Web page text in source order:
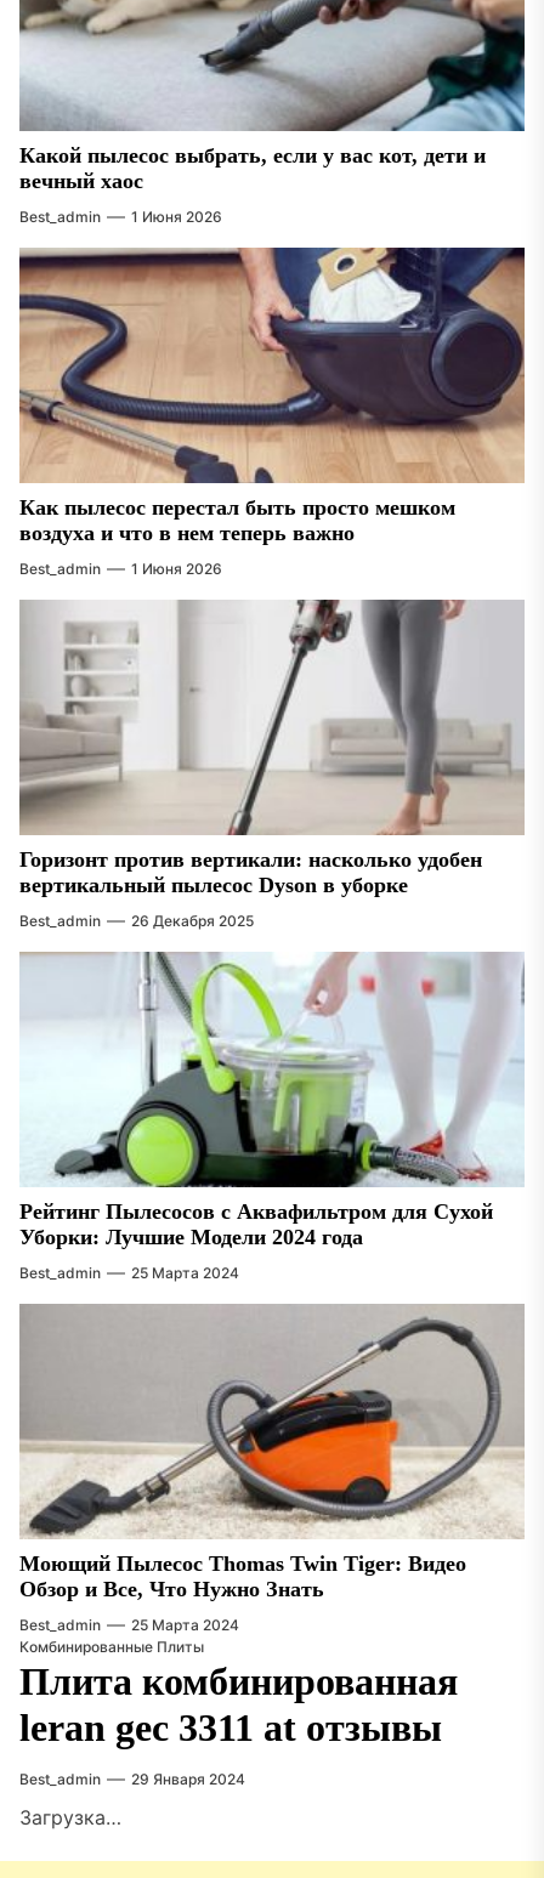
Какой пылесос выбрать, если у вас кот, дети и
вечный хаос
Best_admin 1 Июня 2026
Как пылесос перестал быть просто мешком
воздуха и что в нем теперь важно
Best_admin 1 Июня 2026
Горизонт против вертикали: насколько удобен
вертикальный пылесос Dyson в уборке
Best_admin 26 Декабря 2025
Рейтинг Пылесосов с Аквафильтром для Сухой
Уборки: Лучшие Модели 2024 года
Best_admin 25 Марта 2024
Моющий Пылесос Thomas Twin Tiger: Видео
Обзор и Все, Что Нужно Знать
Best_admin
25 Марта 2024
Комбинированные Плиты
Плита комбинированная
leran gec 3311 at отзывы
Best_admin 29 Января 2024
Загрузка…